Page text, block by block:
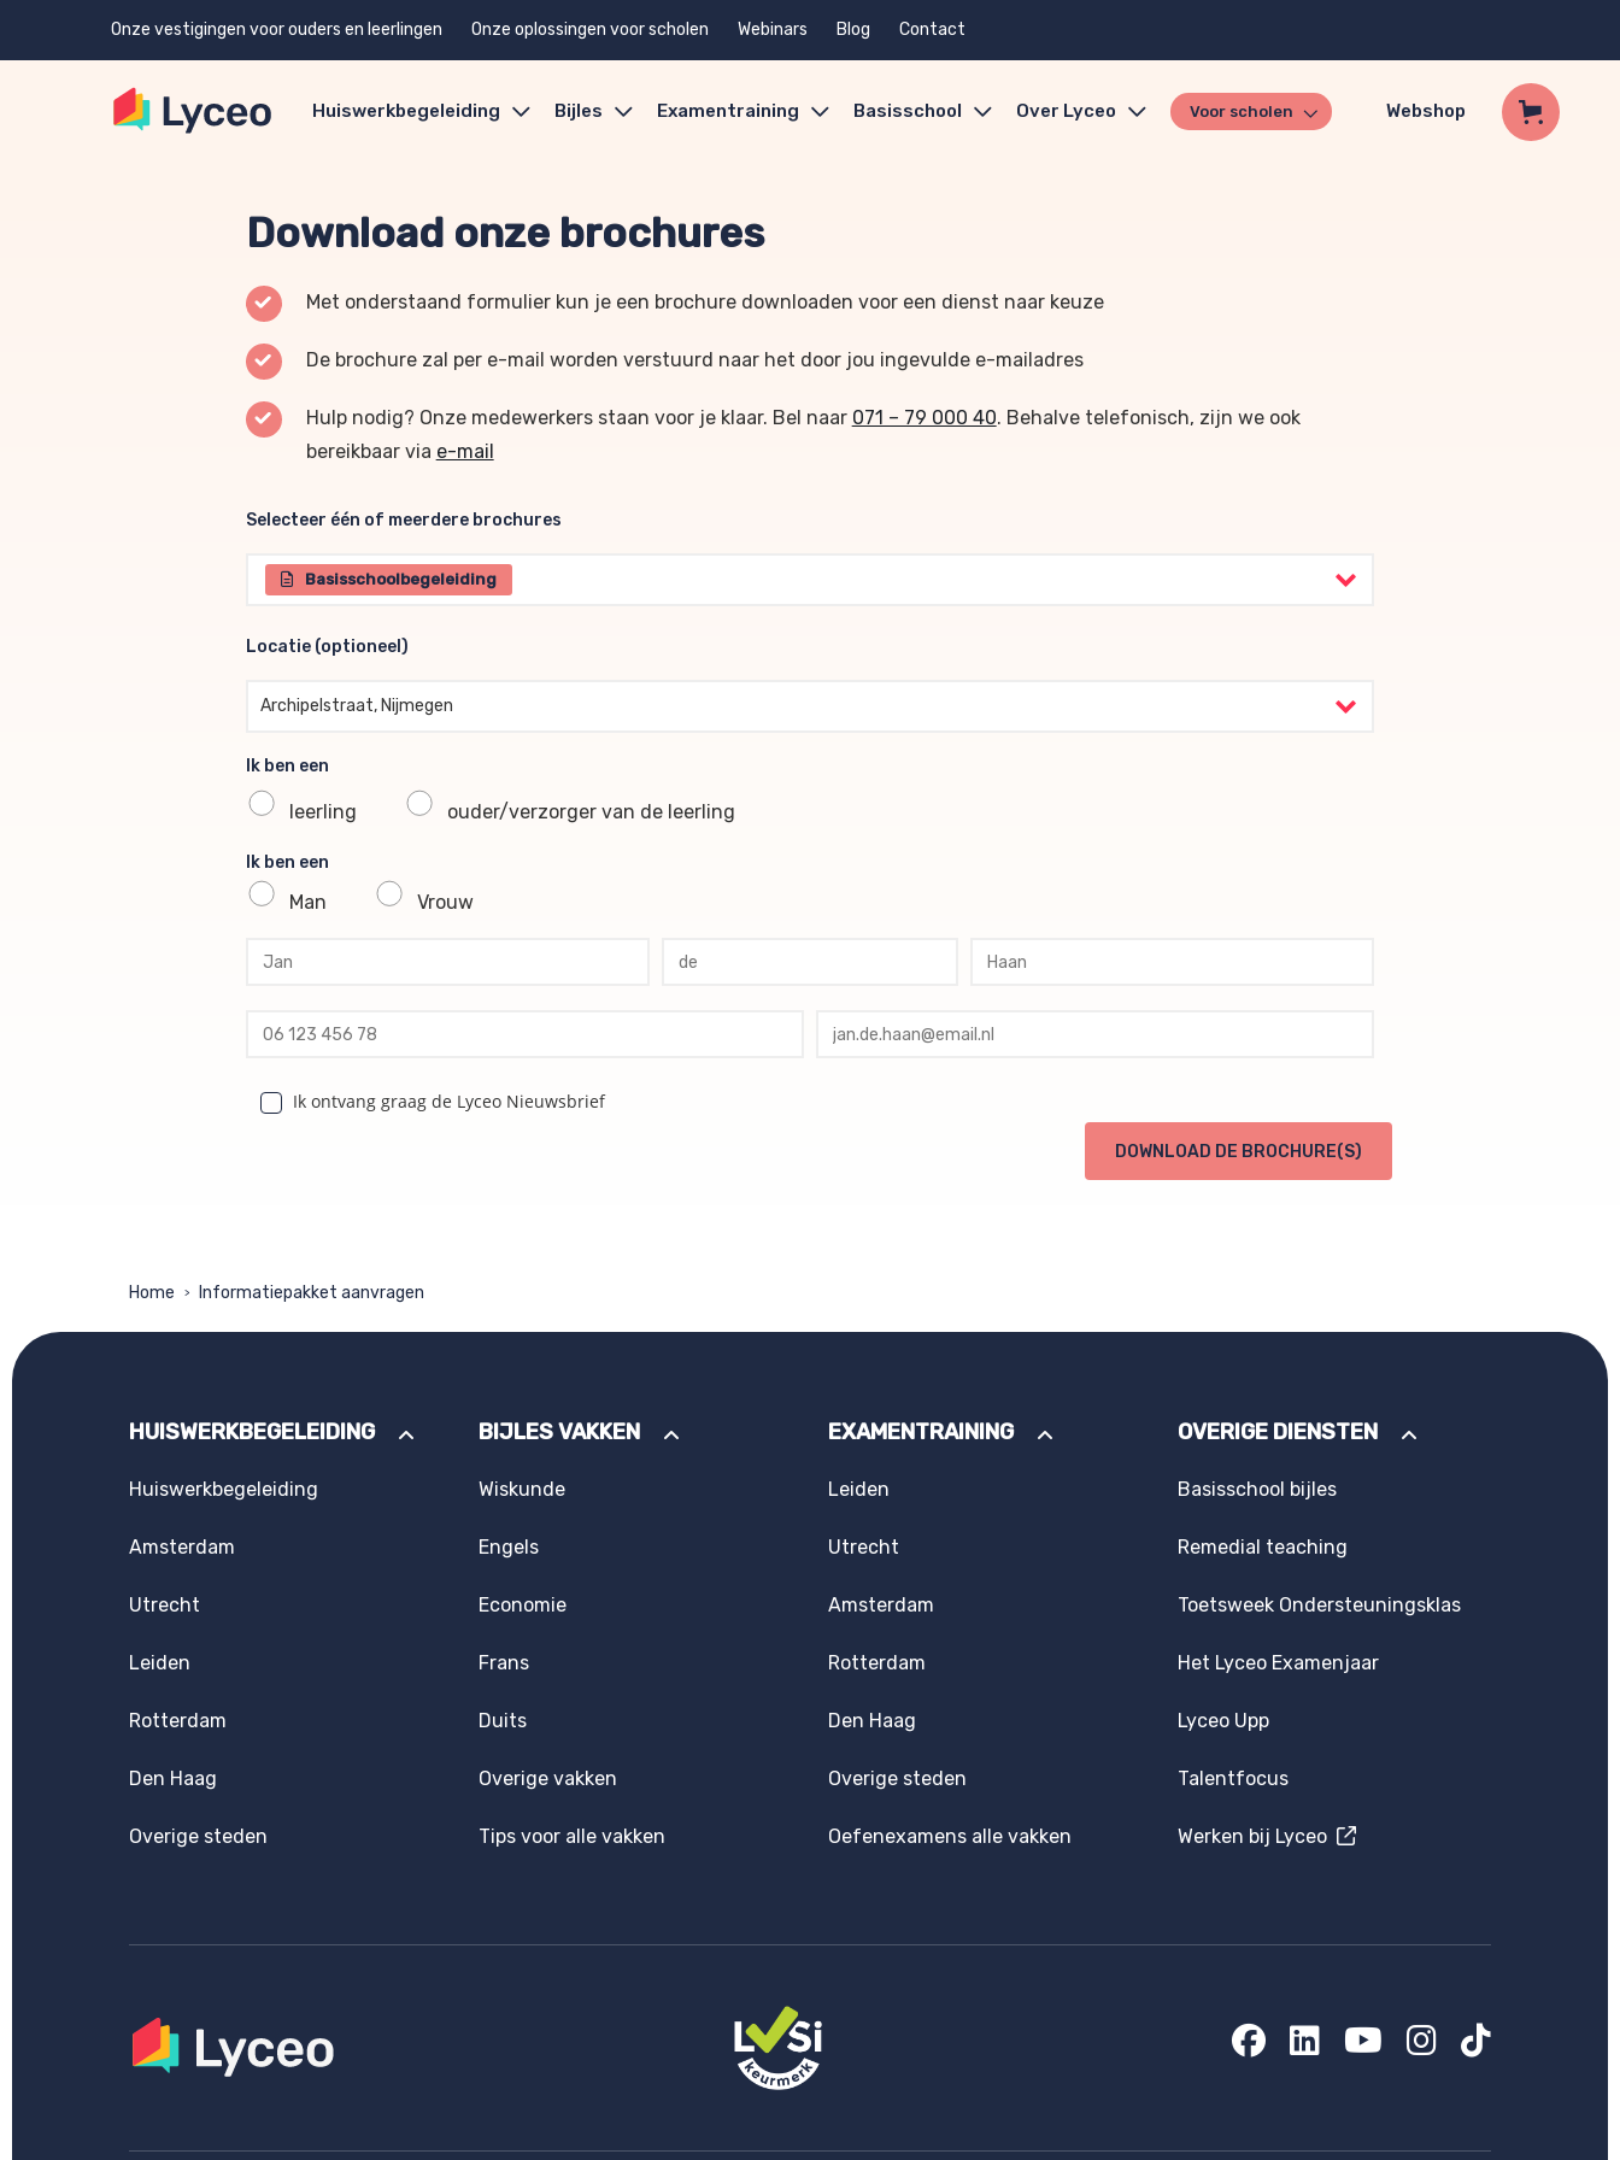
Onze vestigingen voor ouders en leerlingen Onze oplossingen voor scholen Webinars Blog Contact
Huiswerkbegeleiding Bijles Examentraining Basisschool Over Lyceo Voor scholen Webshop
Download onze brochures
Met onderstaand formulier kun je een brochure downloaden voor een dienst naar keuze
De brochure zal per e-mail worden verstuurd naar het door jou ingevulde e-mailadres
Hulp nodig? Onze medewerkers staan voor je klaar. Bel naar 071 – 79 000 40. Behalve telefonisch, zijn we ook
bereikbaar via e-mail
Selecteer één of meerdere brochures
Selecteer één of meerdere brochures
Basisschoolbegeleiding
Locatie (optioneel)
Locatie (optioneel)
Archipelstraat, Nijmegen
Ik ben een
leerling ouder/verzorger van de leerling
Ik ben een
Man Vrouw
profile voornaam
profile tussenvoegsel
profile achternaam
profile telefoon
profile email
Ik ontvang graag de Lyceo Nieuwsbrief
DOWNLOAD DE BROCHURE(S)
Home > Informatiepakket aanvragen
HUISWERKBEGELEIDING
Huiswerkbegeleiding
Amsterdam
Utrecht
Leiden
Rotterdam
Den Haag
Overige steden
BIJLES VAKKEN
Wiskunde
Engels
Economie
Frans
Duits
Overige vakken
Tips voor alle vakken
EXAMENTRAINING
Leiden
Utrecht
Amsterdam
Rotterdam
Den Haag
Overige steden
Oefenexamens alle vakken
OVERIGE DIENSTEN
Basisschool bijles
Remedial teaching
Toetsweek Ondersteuningsklas
Het Lyceo Examenjaar
Lyceo Upp
Talentfocus
Werken bij Lyceo
Facebook
LinkedIn
YouTube
Instagram
TikTok